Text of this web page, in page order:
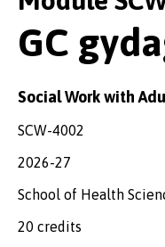
GC
Social Work with
SCW-4002
2026-27
School of Health
20 credits